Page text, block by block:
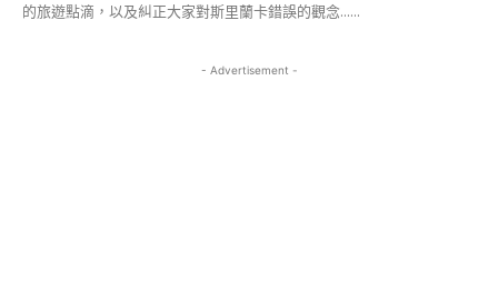
的旅遊點滴，以及糾正大家對斯里蘭卡錯誤的觀念......
- Advertisement -